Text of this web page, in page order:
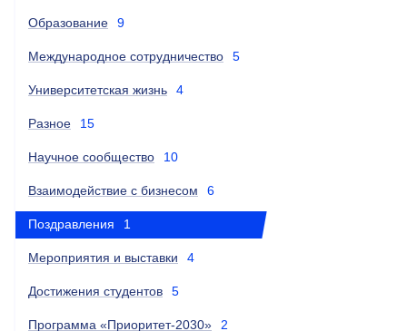
Образование 9
Международное сотрудничество 5
Университетская жизнь 4
Разное 15
Научное сообщество 10
Взаимодействие с бизнесом 6
Поздравления 1
Мероприятия и выставки 4
Достижения студентов 5
Программа «Приоритет-2030» 2